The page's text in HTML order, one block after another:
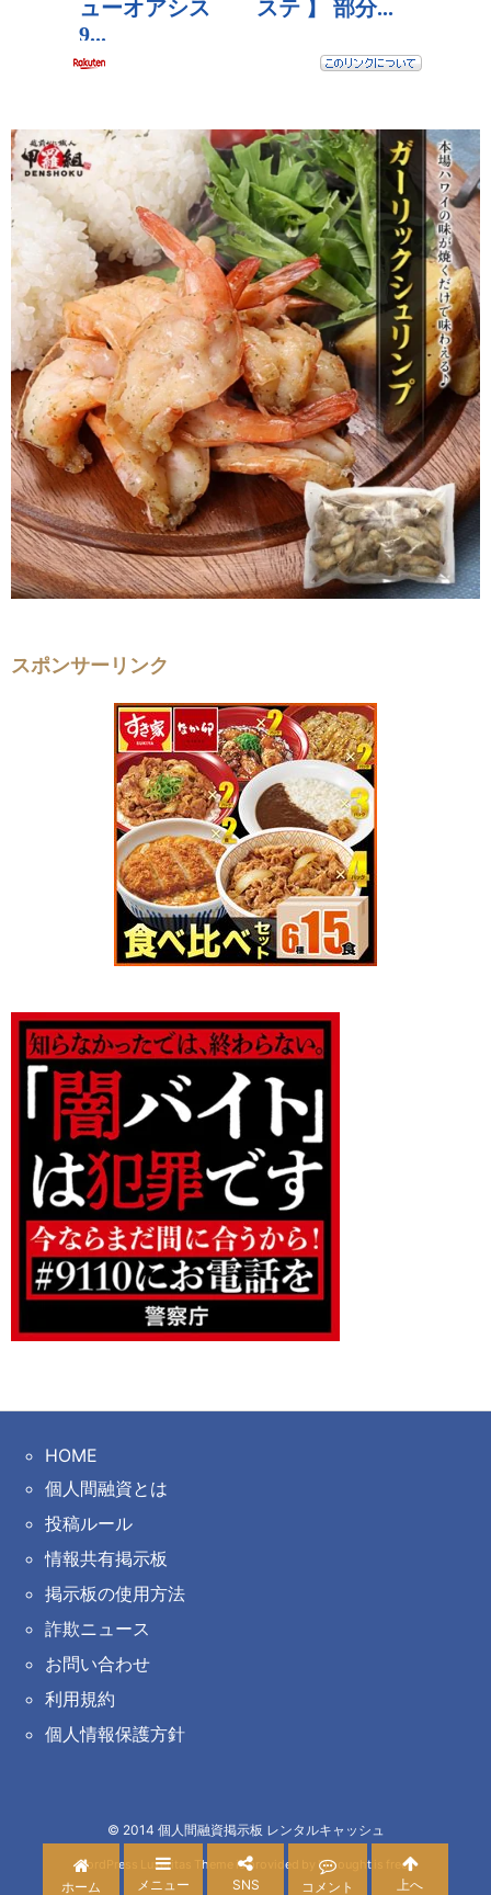
スポンサーリンク
HOME
個人間融資とは
投稿ルール
情報共有掲示板
掲示板の使用方法
詐欺ニュース
お問い合わせ
利用規約
個人情報保護方針
© 2014 個人間融資掲示板 レンタルキャッシュ
WordPress Luxeritas Theme is provided by "Thought is free".
ホーム メニュー SNS コメント 上へ